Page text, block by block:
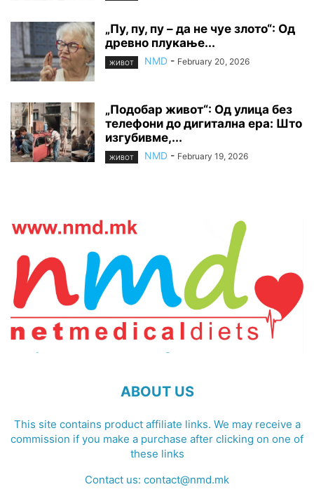
„Пу, пу, пу – да не чуе злото“: Од
древно плукање...
ЖИВОТ NMD - February 20, 2026
„Подобар живот“: Од улица без
телефони до дигитална ера: Што
изгубивме,...
ЖИВОТ NMD - February 19, 2026
ABOUT US
This site contains product affiliate links. We may receive a
commission if you make a purchase after clicking on one of
these links
Contact us: contact@nmd.mk